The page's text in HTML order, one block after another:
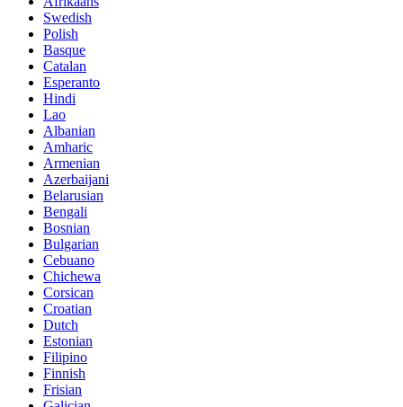
Swedish
Polish
Basque
Catalan
Esperanto
Hindi
Lao
Albanian
Amharic
Armenian
Azerbaijani
Belarusian
Bengali
Bosnian
Bulgarian
Cebuano
Chichewa
Corsican
Croatian
Dutch
Estonian
Filipino
Finnish
Frisian